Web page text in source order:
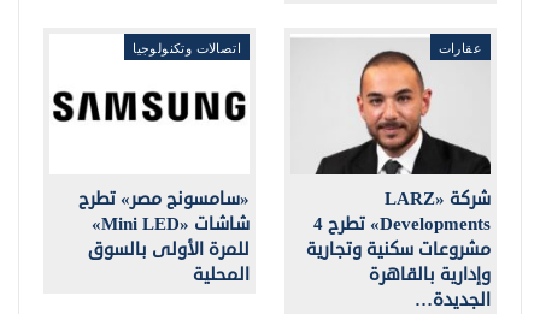
عقارات
شركة «LARZ
Developments» تطرح 4
مشروعات سكنية وتجارية
وإدارية بالقاهرة
الجديدة…
اتصالات وتكنولوجيا
«سامسونج مصر» تطرح
شاشات «Mini LED»
للمرة الأولى بالسوق
المحلية